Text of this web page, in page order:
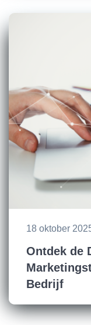
18 oktober
Ontdek de
Bedrijf